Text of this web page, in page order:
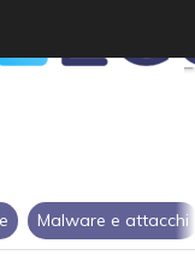
Malware e attacchi